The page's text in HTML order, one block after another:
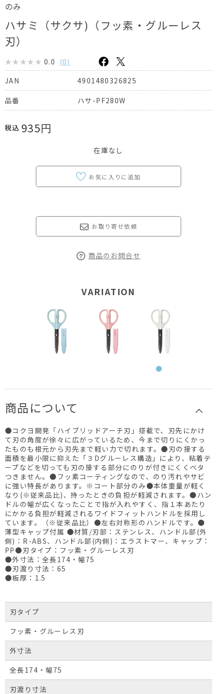
のみ
ハサミ（サクサ)（フッ素・グルーレス
刃）
0.0 (0)
JAN
4901480326825
品番 ハサ-PF280W
税込 935円
在庫なし
お取り寄せ依頼
商品のお問合せ
VARIATION
商品について
●コクヨ開発「ハイブリッドアーチ刃」搭載で、刃先にかけ
て刃の角度が徐々に広がっているため、今まで切りにくかっ
たものも根元から刃先まで軽い力で切れます。●刃の接する
面積を最小限に抑えた「３Dグルーレス構造」により、粘着テ
ープなどを切っても刃の接する部分にのりが付きにくくベタ
つきません。●フッ素コーティングなので、のり汚れやサビ
に強い特長があります。※コート部分のみ●本体重量が軽く
なり(※従来品比)、持ったときの負担が軽減されます。●ハン
ドルの幅が広くなったことで指が入れやすく、指１本あたり
にかかる負担が軽減されるワイドフィットハンドルを採用し
ています。（※従来品比）●左右対称形のハンドルです。●
薄型キャップ付属 ●材質/刃部：ステンレス、ハンドル部(外
側)：R-ABS、ハンドル部(内側)：エラストマー、キャップ：
PP●刃タイプ：フッ素・グルーレス刃
●外寸法：全長174・幅75
●刃渡り寸法：65
●板厚：1.5
刃タイプ
フッ素・グルーレス刃
外寸法
全長174・幅75
刃渡り寸法